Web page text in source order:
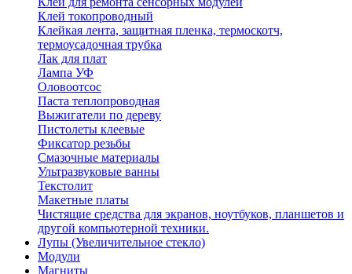
Клей токопроводный
Клейкая лента, защитная пленка, термоскотч,
термоусадочная трубка
Лак для плат
Лампа УФ
Оловоотсос
Паста теплопроводная
Выжигатели по дереву
Пистолеты клеевые
Фиксатор резьбы
Смазочные материалы
Ультразвуковые ванны
Текстолит
Макетные платы
Чистящие средства для экранов, ноутбуков, планшетов и
другой компьютерной техники.
Лупы (Увеличительное стекло)
Модули
Магниты